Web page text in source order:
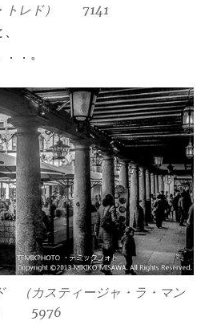
トレド） 7141
．。
（カスティージャ・ラ・マン
） 5976